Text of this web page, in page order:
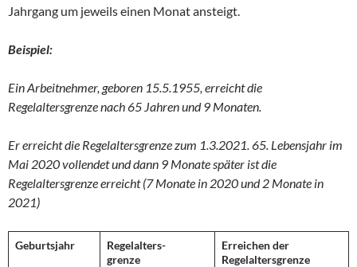
Jahrgang um jeweils einen Monat ansteigt.
Beispiel:
Ein Arbeitnehmer, geboren 15.5.1955, erreicht die
Regelaltersgrenze nach 65 Jahren und 9 Monaten.
Er erreicht die Regelaltersgrenze zum 1.3.2021. 65. Lebensjahr im
Mai 2020 vollendet und dann 9 Monate später ist die
Regelaltersgrenze erreicht (7 Monate in 2020 und 2 Monate in
2021)
Geburtsjahr
Regelalters-
grenze
Erreichen der
Regelaltersgrenze